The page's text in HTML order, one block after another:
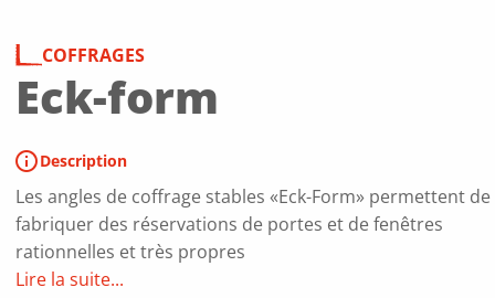
COFFRAGES
Eck-form
infoDescription
Les angles de coffrage stables «Eck-Form» permettent de
fabriquer des réservations de portes et de fenêtres
rationnelles et très propres
Lire la suite...